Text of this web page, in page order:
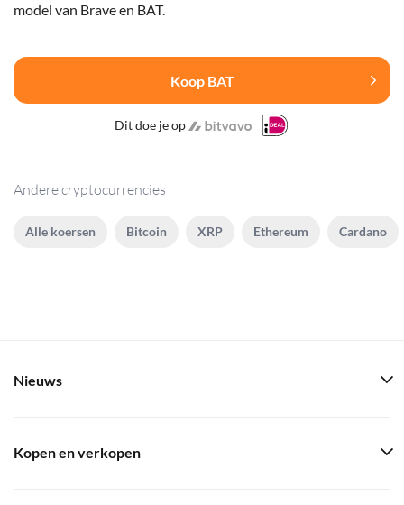
model van Brave en BAT.
Koop BAT
Dit doe je op
Andere cryptocurrencies
Alle koersen Bitcoin XRP Ethereum Cardano
Nieuws
Kopen en verkopen